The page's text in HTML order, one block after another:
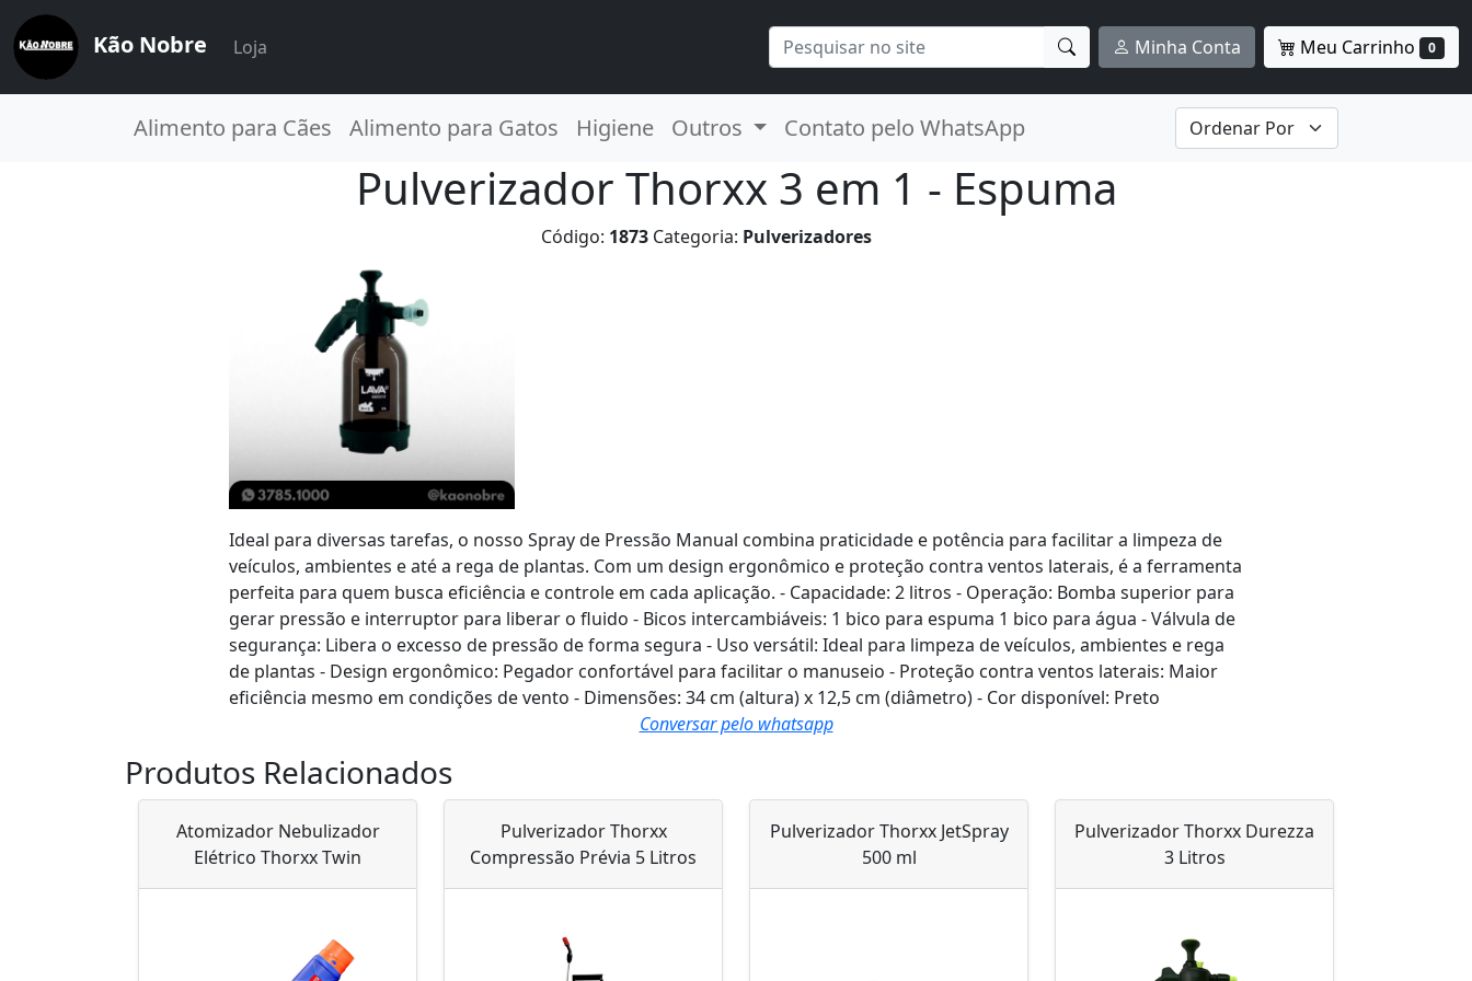
Kão Nobre Loja Minha Conta Meu Carrinho 0
Alimento para Cães Alimento para Gatos Higiene Outros Contato pelo WhatsApp
Pulverizador Thorxx 3 em 1 - Espuma
Código: 1873 Categoria: Pulverizadores
Ideal para diversas tarefas, o nosso Spray de Pressão Manual combina praticidade e potência para facilitar a limpeza de
veículos, ambientes e até a rega de plantas. Com um design ergonômico e proteção contra ventos laterais, é a ferramenta
perfeita para quem busca eficiência e controle em cada aplicação. - Capacidade: 2 litros - Operação: Bomba superior para
gerar pressão e interruptor para liberar o fluido - Bicos intercambiáveis: 1 bico para espuma 1 bico para água - Válvula de
segurança: Libera o excesso de pressão de forma segura - Uso versátil: Ideal para limpeza de veículos, ambientes e rega
de plantas - Design ergonômico: Pegador confortável para facilitar o manuseio - Proteção contra ventos laterais: Maior
eficiência mesmo em condições de vento - Dimensões: 34 cm (altura) x 12,5 cm (diâmetro) - Cor disponível: Preto
Conversar pelo whatsapp
Produtos Relacionados
Atomizador Nebulizador
Elétrico Thorxx Twin
Pulverizador Thorxx
Compressão Prévia 5 Litros
Pulverizador Thorxx JetSpray
500 ml
Pulverizador Thorxx Durezza
3 Litros